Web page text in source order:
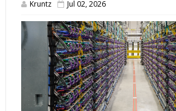
Kruntz Jul 02, 2026